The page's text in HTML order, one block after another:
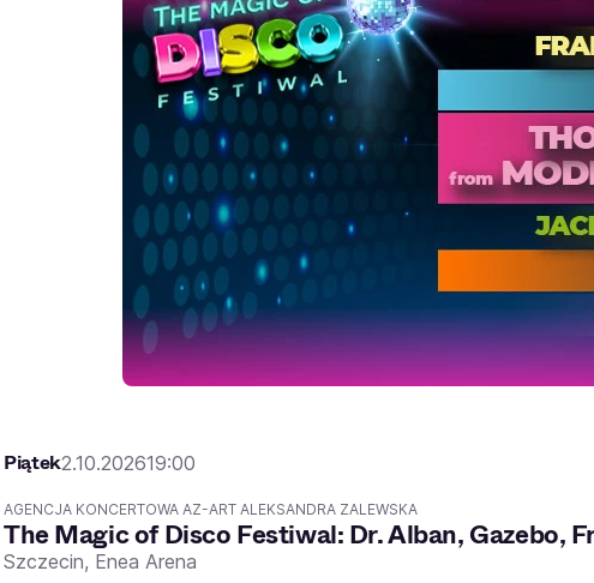
Piątek2.10.202619:00
AGENCJA KONCERTOWA AZ-ART ALEKSANDRA ZALEWSKA
The Magic of Disco Festiwal: Dr. Alban, Gazebo,
Szczecin, Enea Arena